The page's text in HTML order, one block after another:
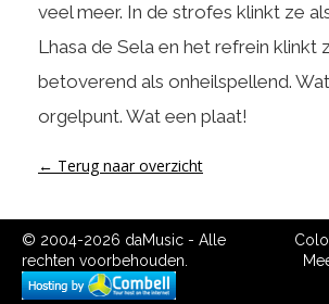
veel meer. In de strofes klinkt ze
Lhasa de Sela en het refrein klinkt
betoverend als onheilspellend.
orgelpunt. Wat een plaat!
← Terug naar overzicht
© 2004-2026 daMusic - Alle
rechten voorbehouden.